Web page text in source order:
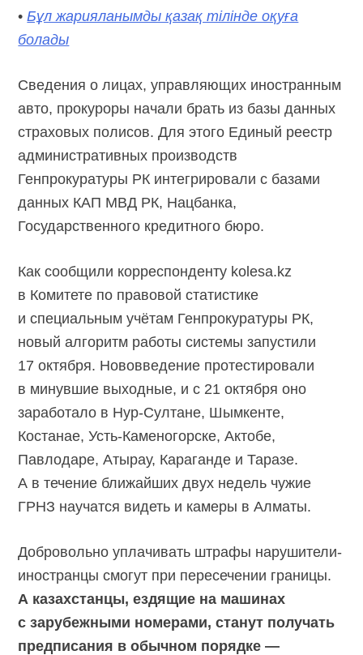
•Бұл жарияланымды қазақ тілінде оқуға
болады
Сведения о лицах, управляющих иностранным
авто, прокуроры начали брать из базы данных
страховых полисов. Для этого Единый реестр
административных производств
Генпрокуратуры РК интегрировали с базами
данных КАП МВД РК, Нацбанка,
Государственного кредитного бюро.
Как сообщили корреспонденту kolesa.kz
в Комитете по правовой статистике
и специальным учётам Генпрокуратуры РК,
новый алгоритм работы системы запустили
17 октября. Нововведение протестировали
в минувшие выходные, и с 21 октября оно
заработало в Нур-Султане, Шымкенте,
Костанае, Усть-Каменогорске, Актобе,
Павлодаре, Атырау, Караганде и Таразе.
А в течение ближайших двух недель чужие
ГРНЗ научатся видеть и камеры в Алматы.
Добровольно уплачивать штрафы нарушители-
иностранцы смогут при пересечении границы.
А казахстанцы, ездящие на машинах
с зарубежными номерами, станут получать
предписания в обычном порядке —